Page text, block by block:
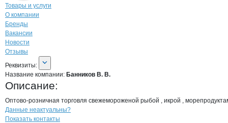
Навигация по странице
Товары и услуги
О компании
Бренды
Вакансии
Новости
Отзывы
О компании
Реквизиты
Реквизиты:
Название компании: Банников В. В.
Описание:
Оптово-розничная торговля свежемороженой рыбой , икрой ,
Контактыкомпании
+7(800)000-00-..
Данные неактуальны?
Показать контакты